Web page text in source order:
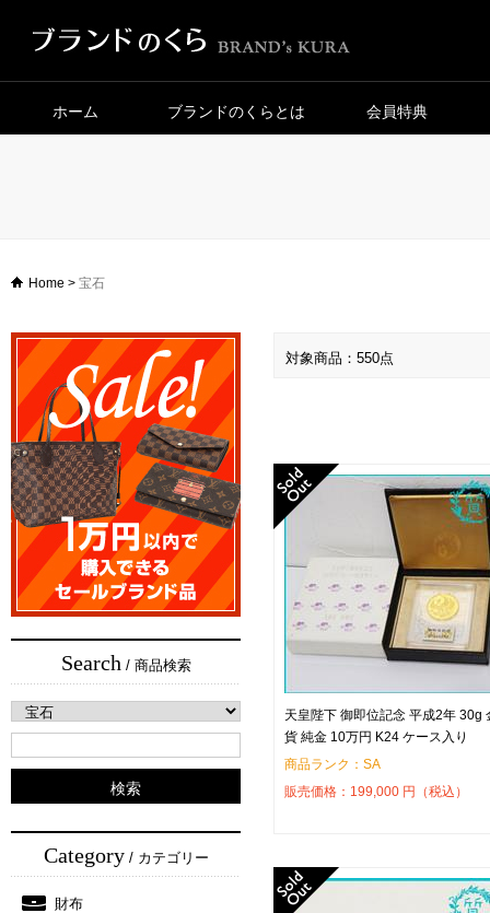
ホーム ブランドのくらとは 会員特典
Home > 宝石
Search/ 商品検索
Category/ カテゴリー
財布
対象商品：550点
天皇陛下 御即位記念 平成2年 30g
貨 純金 10万円 K24 ケース入り
商品ランク：SA
販売価格： 199,000 円（税込）